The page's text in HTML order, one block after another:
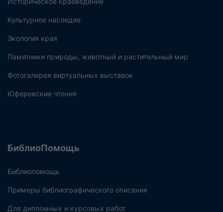
Культурное наследие
Экология края
Памятники природы, животный и растительный мир
Фотогалерея виртуальных выставок
Юферевские чтения
БиблиоПомощь
Библиопомощь
Примеры библиографического описания
Для дипломных и курсовых работ